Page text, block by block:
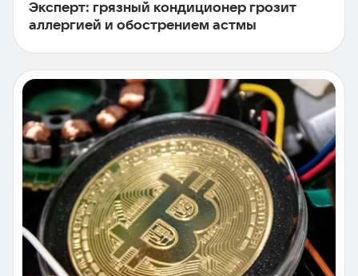
Эксперт: грязный кондиционер грозит
аллергией и обострением астмы